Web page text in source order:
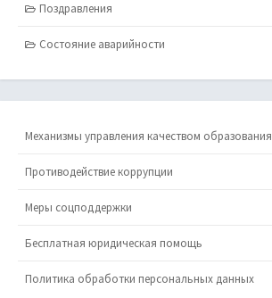
Поздравления
Состояние аварийности
Механизмы управления качеством образования
Противодействие коррупции
Меры соцподдержки
Бесплатная юридическая помощь
Политика обработки персональных данных